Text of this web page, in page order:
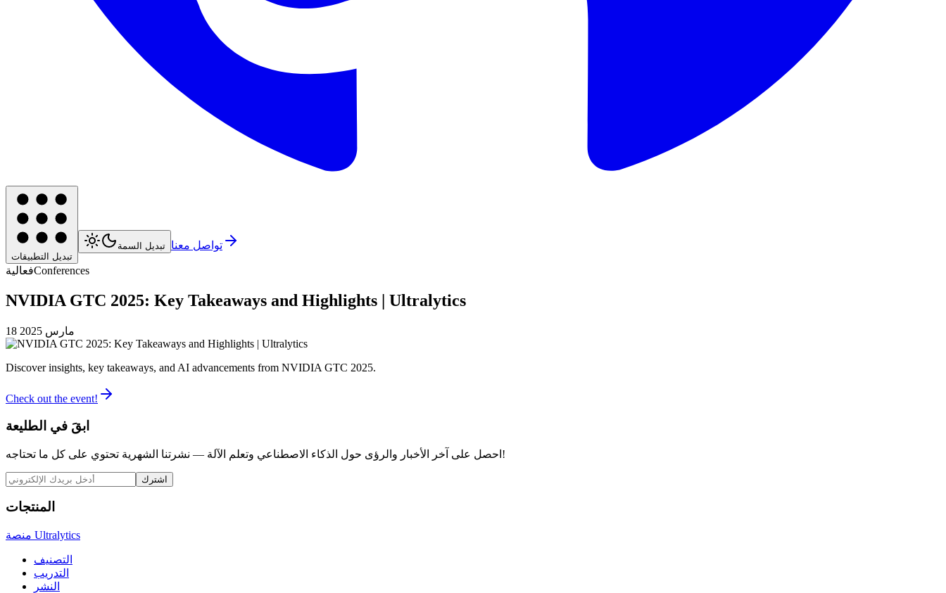
تبديل التطبيقات
تبديل السمة تواصل معنا
فعاليةConferences
NVIDIA GTC 2025: Key Takeaways and Highlights | Ultralytics
18 مارس 2025
Discover insights, key takeaways, and AI advancements from NVIDIA GTC 2025.
Check out the event!
ابقَ في الطليعة
احصل على آخر الأخبار والرؤى حول الذكاء الاصطناعي وتعلم الآلة — نشرتنا الشهرية تحتوي على كل ما تحتاجه!
اشترك
المنتجات
منصة Ultralytics
التصنيف
التدريب
النشر